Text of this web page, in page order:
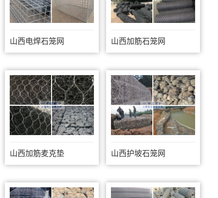
山西电焊石笼网 山西加筋石笼网
山西加筋麦克垫 山西护坡石笼网